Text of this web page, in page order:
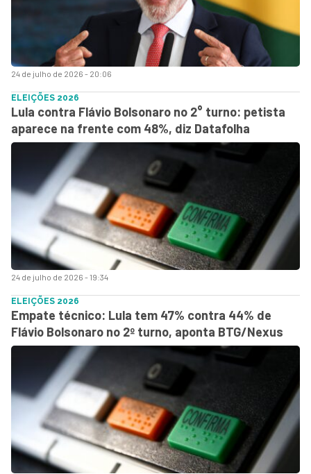
24 de julho de 2026 - 20:06
24 de julho de 2026 - 19:34
ELEIÇÕES 2026
Lula contra Flávio Bolsonaro no 2° turno: petista
aparece na frente com 48%, diz Datafolha
ELEIÇÕES 2026
Empate técnico: Lula tem 47% contra 44% de
Flávio Bolsonaro no 2º turno, aponta BTG/Nexus